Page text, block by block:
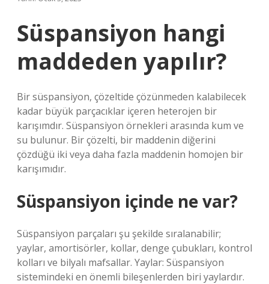
Süspansiyon hangi
maddeden yapılır?
Bir süspansiyon, çözeltide çözünmeden kalabilecek
kadar büyük parçacıklar içeren heterojen bir
karışımdır. Süspansiyon örnekleri arasında kum ve
su bulunur. Bir çözelti, bir maddenin diğerini
çözdüğü iki veya daha fazla maddenin homojen bir
karışımıdır.
Süspansiyon içinde ne var?
Süspansiyon parçaları şu şekilde sıralanabilir;
yaylar, amortisörler, kollar, denge çubukları, kontrol
kolları ve bilyalı mafsallar. Yaylar: Süspansiyon
sistemindeki en önemli bileşenlerden biri yaylardır.